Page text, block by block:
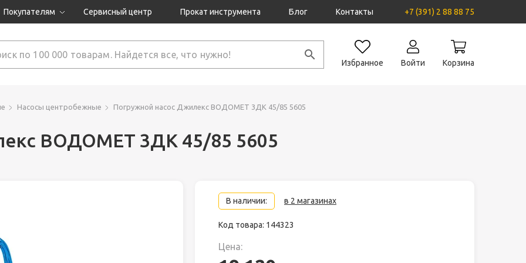
Покупателям
Как оформить заказ?
Сервисный центр Прокат инструмента Блог Контакты +7 (391) 2 88 88 75
Избранное Войти Корзина
Насосы центробежные Погружной насос Джилекс ВОДОМЕТ 3ДК 45/85 5605
ВОДОМЕТ 3ДК 45/85 5605
В наличии: в 2 магазинах
Код товара: 144323
Цена: